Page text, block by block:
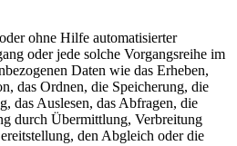
ohne Hilfe automatisierter
oder jede solche Vorgangsreihe im
Daten wie das Erheben,
das Ordnen, die Speicherung, die
das Auslesen, das Abfragen, die
durch Übermittlung, Verbreitung
den Abgleich oder die